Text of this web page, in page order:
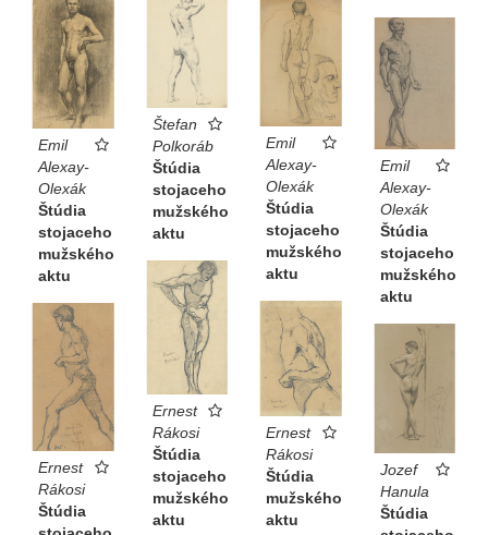
Štefan
Polkoráb
Štúdia
stojaceho
mužského
aktu
Emil
Alexay-
Olexák
Štúdia
stojaceho
mužského
aktu
Emil
Alexay-
Olexák
Štúdia
stojaceho
mužského
aktu
Emil
Alexay-
Olexák
Štúdia
stojaceho
mužského
aktu
Ernest
Rákosi
Štúdia
stojaceho
mužského
aktu
Ernest
Rákosi
Štúdia
mužského
aktu
Ernest
Rákosi
Štúdia
Jozef
Hanula
Štúdia